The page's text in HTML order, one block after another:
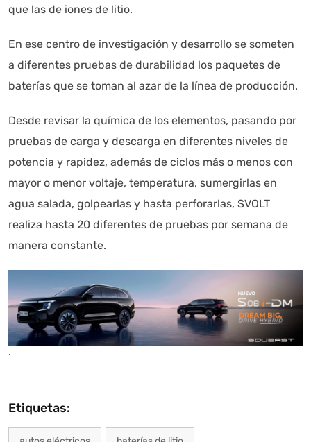
que las de iones de litio.
En ese centro de investigación y desarrollo se someten
a diferentes pruebas de durabilidad los paquetes de
baterías que se toman al azar de la línea de producción.
Desde revisar la química de los elementos, pasando por
pruebas de carga y descarga en diferentes niveles de
potencia y rapidez, además de ciclos más o menos con
mayor o menor voltaje, temperatura, sumergirlas en
agua salada, golpearlas y hasta perforarlas, SVOLT
realiza hasta 20 diferentes de pruebas por semana de
manera constante.
.
Etiquetas: